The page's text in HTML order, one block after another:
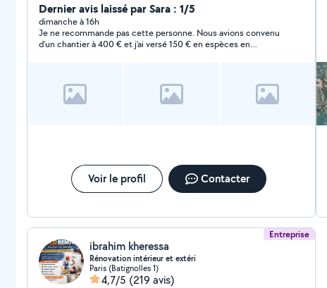
Dernier avis laissé par Sara : 1/5
dimanche à 16h
Je ne recommande pas cette personne. Nous avions convenu
d’un chantier à 400 € et j’ai versé 150 € en espèces en
et je suis restée sans solution pour la suite. Je suis déçue de
cette expérience et j’ai dû rechercher une autre personne pour
Voir le profil Contacter
Entreprise
ibrahim kheressa
Rénovation intérieur et extéri
Paris (Batignolles 1)
4,7/5 (219 avis)